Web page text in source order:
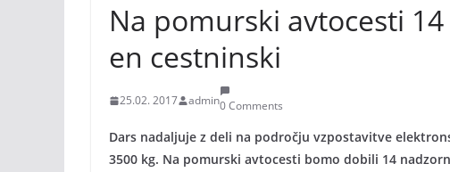
Na pomurski avtocesti
en cestninski
25.02. 2017 admin0 Comments
Dars nadaljuje z deli na področju vzpostavitve
3500 kg. Na pomurski avtocesti bomo dobili 14